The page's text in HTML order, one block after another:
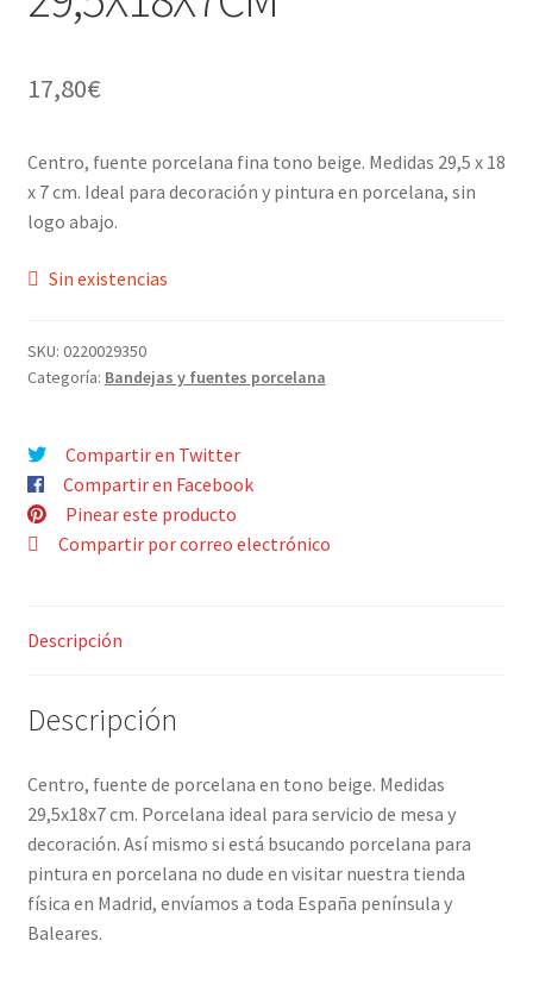
Regalo personal chico-chica
Decoración, cuadros y espejos
Muebles
¿Quiénes somos?
Contacto
17,80€
Centro, fuente porcelana fina tono beige. Medidas 29,5 x 18
x 7 cm. Ideal para decoración y pintura en porcelana, sin
logo abajo.
Sin existencias
SKU: 0220029350
Categoría: Bandejas y fuentes porcelana
Compartir en Twitter
Compartir en Facebook
Pinear este producto
Compartir por correo electrónico
Descripción
Descripción
Centro, fuente de porcelana en tono beige. Medidas
29,5x18x7 cm. Porcelana ideal para servicio de mesa y
decoración. Así mismo si está bsucando porcelana para
pintura en porcelana no dude en visitar nuestra tienda
física en Madrid, envíamos a toda España península y
Baleares.